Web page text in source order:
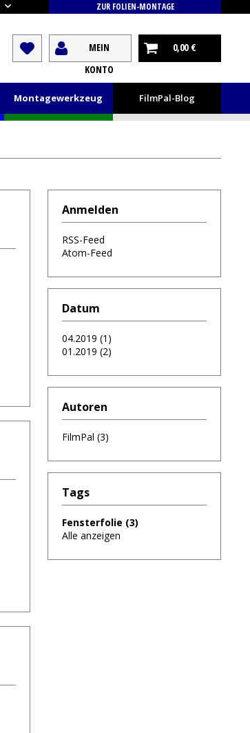
ZUR FOLIEN-MONTAGE
MEIN
KONTO
0,00 €
Montagewerkzeug FilmPal-Blog
Anmelden
RSS-Feed
Atom-Feed
Datum
04.2019 (1)
01.2019 (2)
Autoren
FilmPal (3)
Tags
Fensterfolie (3)
Alle anzeigen